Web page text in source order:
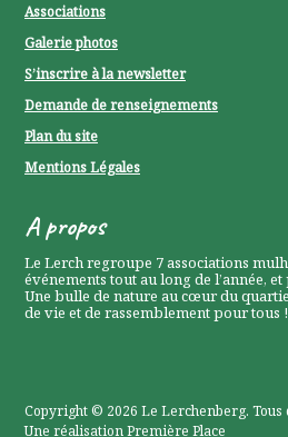
Associations
Galerie photos
S’inscrire à la newsletter
Demande de renseignements
Plan du site
Mentions Légales
A propos
Le Lerch regroupe 7 associations
événements tout au long de l’année,
Une bulle de nature au cœur du
de vie et de rassemblement pour tous !
Copyright © 2026 Le Lerchenberg.
Une réalisationPremière Place